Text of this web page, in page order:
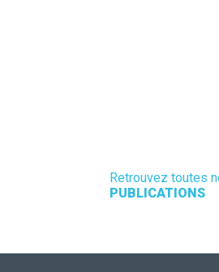
Retrouvez toutes
PUBLICATIONS